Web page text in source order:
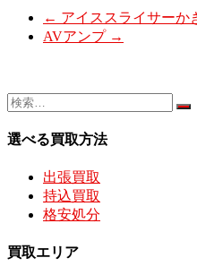
← アイススライサーか
AVアンプ →
選べる買取方法
出張買取
持込買取
格安処分
買取エリア